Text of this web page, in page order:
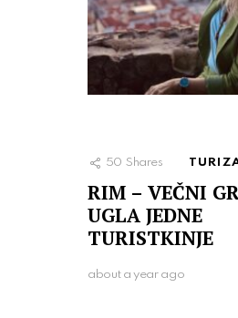
50 Shares
RIM – VEČNI
UGLA JEDNE
TURISTKINJE
about a year ago